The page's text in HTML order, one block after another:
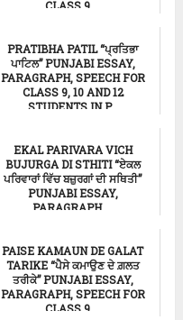
CLASS 9,...
PRATIBHA PATIL “ਪ੍ਰਤਿਭਾ
ਪਾਟਿਲ” PUNJABI ESSAY,
PARAGRAPH, SPEECH FOR
CLASS 9, 10 AND 12
STUDENTS IN P...
EKAL PARIVARA VICH
BUJURGA DI STHITI “ਏਕਲ
ਪਰਿਵਾਰਾਂ ਵਿੱਚ ਬਜ਼ੁਰਗਾਂ ਦੀ ਸਥਿਤੀ”
PUNJABI ESSAY,
PARAGRAPH,...
PAISE KAMAUN DE GALAT
TARIKE “ਪੈਸੇ ਕਮਾਉਣ ਦੇ ਗ਼ਲਤ
ਤਰੀਕੇ” PUNJABI ESSAY,
PARAGRAPH, SPEECH FOR
CLASS 9,...